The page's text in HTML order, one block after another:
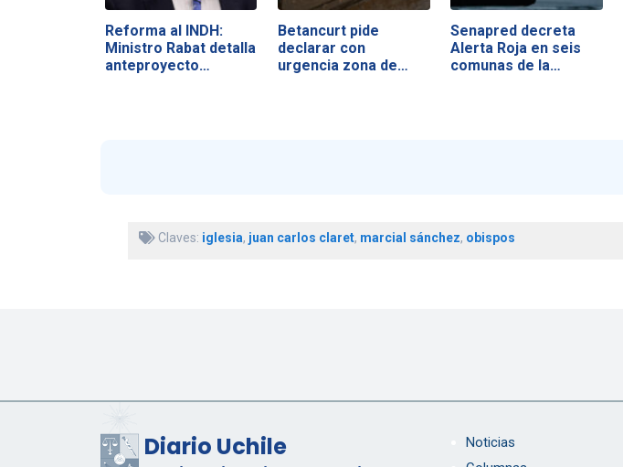
Reforma al INDH:
Ministro Rabat detalla
anteproyecto…
Betancurt pide
declarar con
urgencia zona de…
Senapred decreta
Alerta Roja en seis
comunas de la…
Claves: iglesia, juan carlos claret, marcial sánchez, obispos
Diario Uchile
Noticias